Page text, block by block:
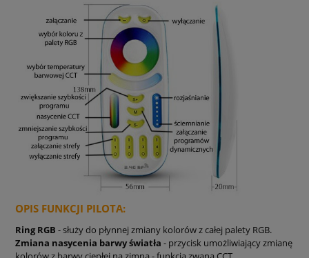
OPIS FUNKCJI PILOTA:
Ring RGB - służy do płynnej zmiany kolorów z całej palety RGB.
Zmiana nasycenia barwy światła - przycisk umożliwiający zmianę